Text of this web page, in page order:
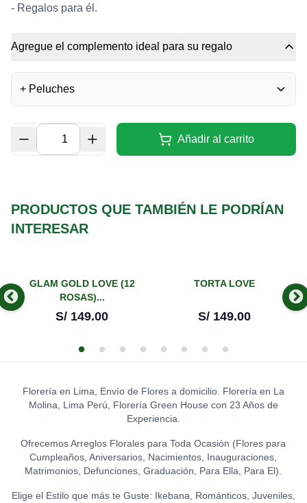
- Regalos para él.
Agregue el complemento ideal para su regalo
+ Peluches
UNICORNIO DE PELUCHE
37.00
0
LEON DE PELUCHE
(GRANDE)
S/120.00
OSA TEDDY ROSADA
OSITO TEDDY
PELUCHE OSITO
GRADUADO
0
Añadir al carrito
PRODUCTOS QUE TAMBIÉN LE PODRÍAN
INTERESAR
GLAM GOLD LOVE (12
ROSAS)...
S/ 149.00
TORTA LOVE
S/ 149.00
Florería en Lima, Envío de Flores a domicilio. Florería en La
Molina, Lima Perú, Florería Green House con 23 Años de
Experiencia.
Ofrecemos Arreglos Florales para Toda Ocasión (Flores para
Cumpleaños, Aniversarios, Nacimientos, Inauguraciones,
Matrimonios, Defunciones, Graduación, Para Ella, Para El).
Elige el Estilo que más te Guste: Ikebana, Románticos, Juveniles,